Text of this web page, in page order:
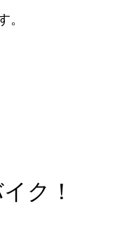
。
ク！